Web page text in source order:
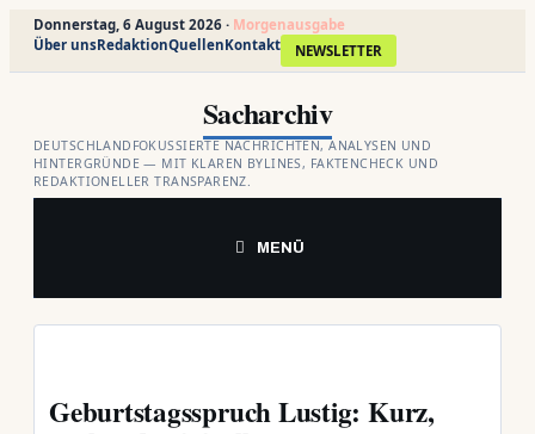
Donnerstag, 6 August 2026 · Morgenausgabe
Über unsRedaktionQuellenKontakt NEWSLETTER
springen
Sacharchiv
DEUTSCHLANDFOKUSSIERTE NACHRICHTEN, ANALYSEN UND
HINTERGRÜNDE — MIT KLAREN BYLINES, FAKTENCHECK UND
REDAKTIONELLER TRANSPARENZ.
MENÜ
Geburtstagsspruch Lustig: Kurz,